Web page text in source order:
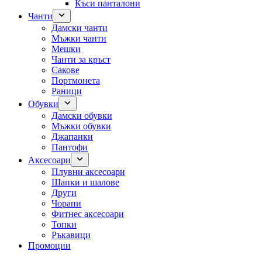
Къси панталони
Чанти
Дамски чанти
Мъжки чанти
Мешки
Чанти за кръст
Сакове
Портмонета
Раници
Обувки
Дамски обувки
Мъжки обувки
Джапанки
Пантофи
Аксесоари
Плувни аксесоари
Шапки и шалове
Други
Чорапи
Фитнес аксесоари
Топки
Ръкавици
Промоции